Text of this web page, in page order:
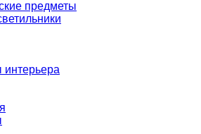
предметы